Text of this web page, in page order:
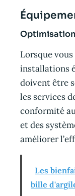
Lorsque
installations
doivent être
les services
conformité
et des
améliorer
Les
bille